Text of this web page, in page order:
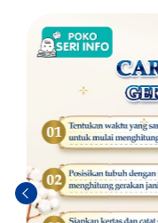
Sebel
umn
ya